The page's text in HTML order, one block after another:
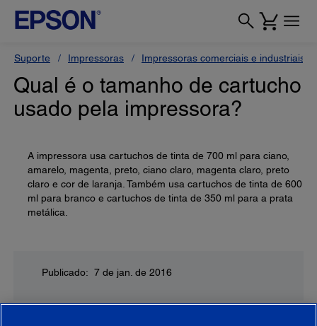
Suporte Impressoras Impressoras comerciais e industriais
Qual é o tamanho de cartucho
usado pela impressora?
A impressora usa cartuchos de tinta de 700 ml para ciano,
amarelo, magenta, preto, ciano claro, magenta claro, preto
claro e cor de laranja. Também usa cartuchos de tinta de 600
ml para branco e cartuchos de tinta de 350 ml para a prata
metálica.
Publicado: 7 de jan. de 2016